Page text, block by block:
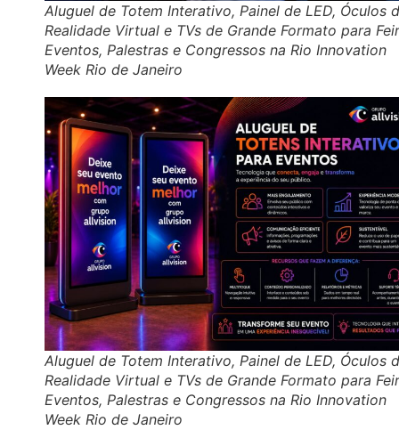
Aluguel de Totem Interativo, Painel de LED, Óculos
Realidade Virtual e TVs de Grande Formato para
Eventos, Palestras e Congressos na Rio Innovation
Week Rio de Janeiro
Aluguel de Totem Interativo, Painel de LED, Óculos
Realidade Virtual e TVs de Grande Formato para
Eventos, Palestras e Congressos na Rio Innovation
Week Rio de Janeiro